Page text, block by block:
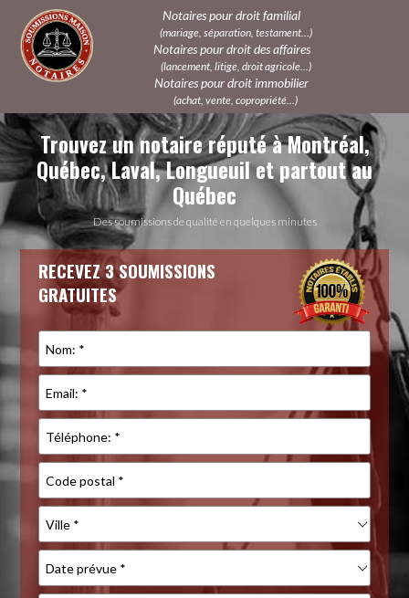
Notaires pour droit familial
(mariage, séparation, testament...)
Notaires pour droit des affaires
(lancement, litige, droit agricole...)
Notaires pour droit immobilier
(achat, vente, copropriété...)
Trouvez un notaire réputé à Montréal,
Québec, Laval, Longueuil et partout au
Québec
Des soumissions de qualité en quelques minutes
RECEVEZ 3 SOUMISSIONS
GRATUITES